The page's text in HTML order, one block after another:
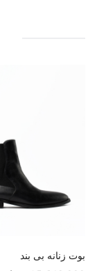
بوت زنانه بی بند